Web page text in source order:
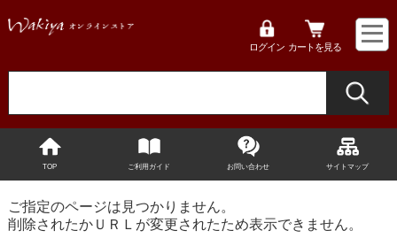
ログイン カートを見る
TOP ご利用ガイド お問い合わせ サイトマップ
ご指定のページは見つかりません。
削除されたかＵＲＬが変更されたため表示できません。